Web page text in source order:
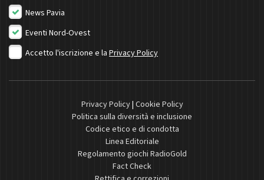
News Pavia
Eventi Nord-Ovest
Accetto l'iscrizione e la Privacy Policy
Privacy Policy| Cookie Policy
Politica sulla diversità e inclusione
Codice etico e di condotta
Linea Editoriale
Regolamento giochi RadioGold
Fact Check